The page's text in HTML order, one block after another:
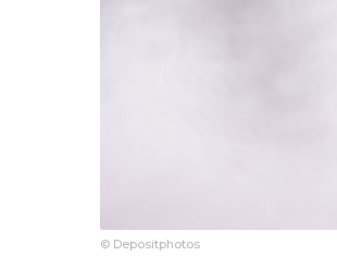
© Depositphotos